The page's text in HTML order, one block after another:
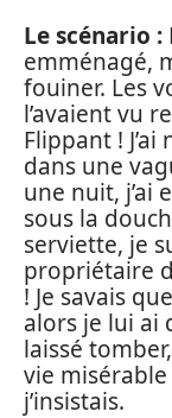
Le scénario :
emménagé,
fouiner. Les
l’avaient vu
Flippant !
dans une
une nuit, j’ai
sous la
serviette, je
propriétaire
! Je savais
alors je lui ai
laissé
vie misérable
j’insistais.